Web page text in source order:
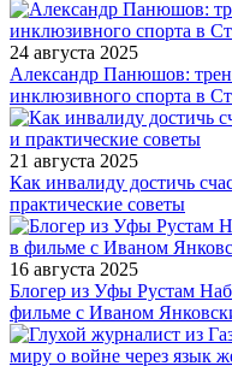
24 августа 2025
Александр Панюшов:
инклюзивного спорта в
21 августа 2025
Как инвалиду достичь
практические советы
16 августа 2025
Блогер из Уфы Рустам
фильме с Иваном